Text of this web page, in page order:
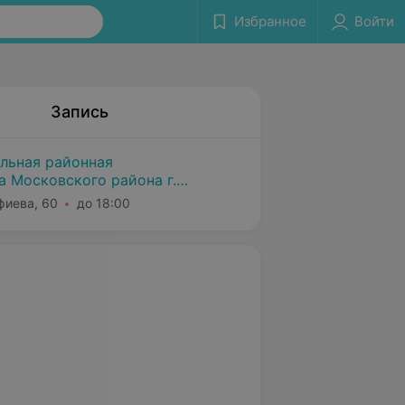
Избранное Войти
Запись
районная
Московского района г.
60 до 18:00